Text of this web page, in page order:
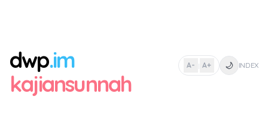
dwp.im
kajiansunnah
A- | A+ 🌙 INDEX